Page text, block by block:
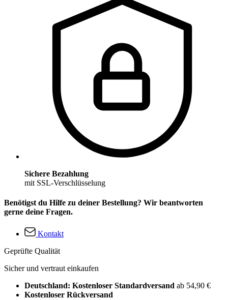
Sichere Bezahlung
mit SSL-Verschlüsselung
Benötigst du Hilfe zu deiner Bestellung? Wir beantworten
gerne deine Fragen.
Kontakt
Geprüfte Qualität
Sicher und vertraut einkaufen
Deutschland: Kostenloser Standardversand ab 54,90 €
Kostenloser Rückversand